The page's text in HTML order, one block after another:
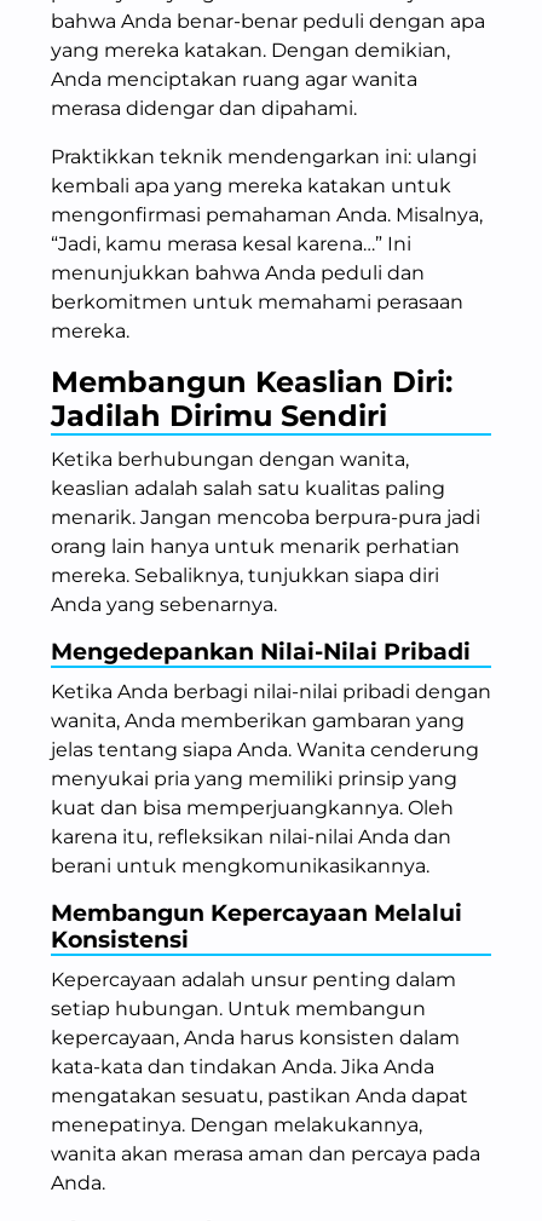
bahwa Anda benar-benar peduli dengan apa
yang mereka katakan. Dengan demikian,
Anda menciptakan ruang agar wanita
merasa didengar dan dipahami.
Praktikkan teknik mendengarkan ini: ulangi
kembali apa yang mereka katakan untuk
mengonfirmasi pemahaman Anda. Misalnya,
“Jadi, kamu merasa kesal karena…” Ini
menunjukkan bahwa Anda peduli dan
berkomitmen untuk memahami perasaan
mereka.
Membangun Keaslian Diri:
Jadilah Dirimu Sendiri
Ketika berhubungan dengan wanita,
keaslian adalah salah satu kualitas paling
menarik. Jangan mencoba berpura-pura jadi
orang lain hanya untuk menarik perhatian
mereka. Sebaliknya, tunjukkan siapa diri
Anda yang sebenarnya.
Mengedepankan Nilai-Nilai Pribadi
Ketika Anda berbagi nilai-nilai pribadi dengan
wanita, Anda memberikan gambaran yang
jelas tentang siapa Anda. Wanita cenderung
menyukai pria yang memiliki prinsip yang
kuat dan bisa memperjuangkannya. Oleh
karena itu, refleksikan nilai-nilai Anda dan
berani untuk mengkomunikasikannya.
Membangun Kepercayaan Melalui
Konsistensi
Kepercayaan adalah unsur penting dalam
setiap hubungan. Untuk membangun
kepercayaan, Anda harus konsisten dalam
kata-kata dan tindakan Anda. Jika Anda
mengatakan sesuatu, pastikan Anda dapat
menepatinya. Dengan melakukannya,
wanita akan merasa aman dan percaya pada
Anda.